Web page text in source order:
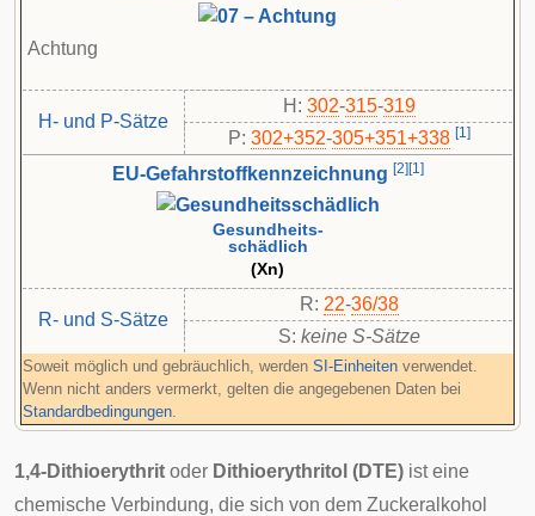
Achtung
H- und P-Sätze
H: 302-315-319
P: 302+352-​305+351+338 [1]
EU-Gefahrstoffkennzeichnung [2] [1]
Gesundheits-
schädlich
(Xn)
R- und S-Sätze
R: 22-36/38
S: keine S-Sätze
Soweit möglich und gebräuchlich, werden SI-Einheiten verwendet.
Wenn nicht anders vermerkt, gelten die angegebenen Daten bei
Standardbedingungen.
1,4-Dithioerythrit oder Dithioerythritol (DTE) ist eine
chemische Verbindung, die sich von dem Zuckeralkohol